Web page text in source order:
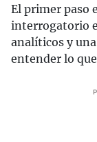
El primer paso
interrogatorio
analíticos y
entender lo